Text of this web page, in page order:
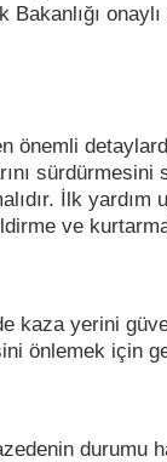
Bakanlığı
önemli
sürdürmesini
İlk yardım
ve
kaza yerini
önlemek için
durumu